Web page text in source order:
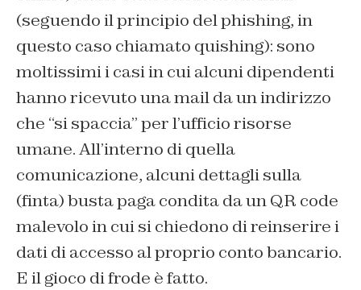
(seguendo il principio del phishing, in
questo caso chiamato quishing): sono
moltissimi i casi in cui alcuni dipendenti
hanno ricevuto una mail da un indirizzo
che “si spaccia” per l’ufficio risorse
umane. All’interno di quella
comunicazione, alcuni dettagli sulla
(finta) busta paga condita da un QR code
malevolo in cui si chiedono di reinserire i
dati di accesso al proprio conto bancario.
E il gioco di frode è fatto.